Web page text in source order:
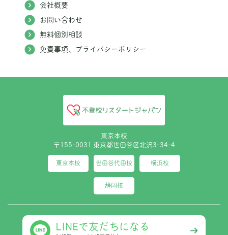
会社概要
お問い合わせ
無料個別相談
免責事項、プライバシーポリシー
東京本校
〒155-0031 東京都世田谷区北沢3-34-4
東京本校 世田谷代田校 横浜校
静岡校
LINEで友だちになる